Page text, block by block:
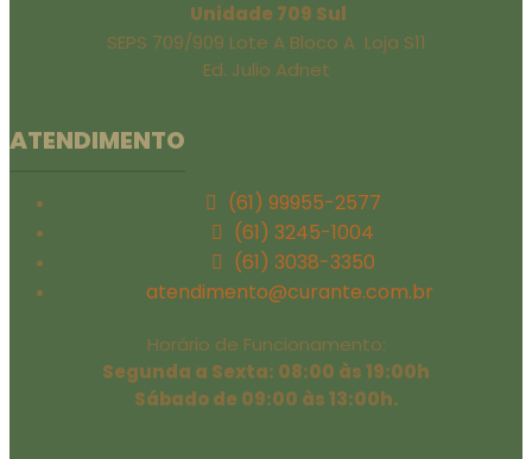
Unidade 709 Sul
SEPS 709/909 Lote A Bloco A Loja S11
Ed. Julio Adnet
ATENDIMENTO
(61) 99955-2577
(61) 3245-1004
(61) 3038-3350
atendimento@curante.com.br
Horário de Funcionamento:
Segunda a Sexta: 08:00 às 19:00h
Sábado de 09:00 às 13:00h.